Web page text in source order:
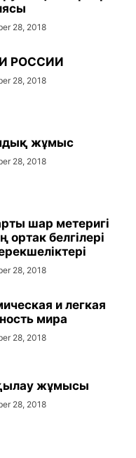
28, 2018
РОССИИ
28, 2018
жұмыс
28, 2018
шар метеригі
ортак белгілері
28, 2018
и легкая
мира
28, 2018
жұмысы
28, 2018